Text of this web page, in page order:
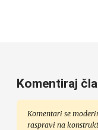
Komentiraj
Komentari se
raspravi na